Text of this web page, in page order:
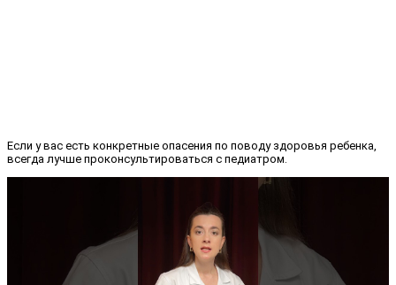
Если у вас есть конкретные опасения по поводу здоровья ребенка,
всегда лучше проконсультироваться с педиатром.